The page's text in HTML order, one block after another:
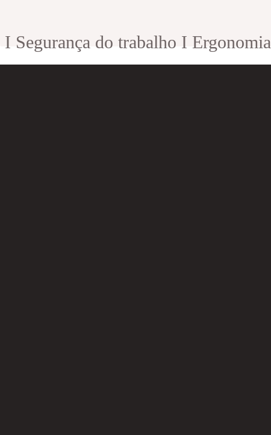
Segurança do trabalho I Ergonomia